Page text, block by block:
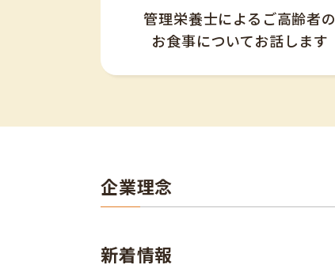
管理栄養士によるご高齢者の
お食事についてお話します
企業理念
新着情報